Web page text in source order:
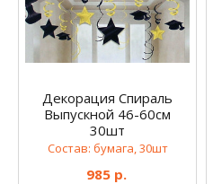
Декорация Спираль
Выпускной 46-60см
30шт
Состав: бумага, 30шт
985 р.